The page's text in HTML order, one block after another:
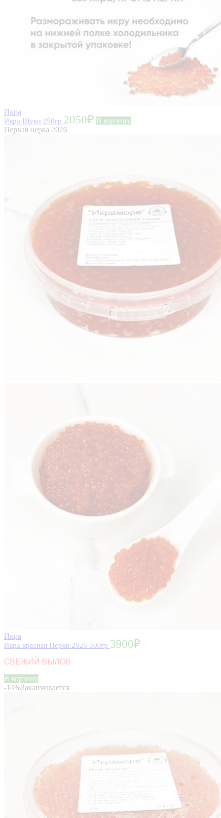
Икра
Икра Щуки 250гр 2050₽ В корзину
Первая нерка 2026
Икра
Икра красная Нерки 2026 300гр 3900₽
СВЕЖИЙ ВЫЛОВ
В корзину
-14%Заканчивается